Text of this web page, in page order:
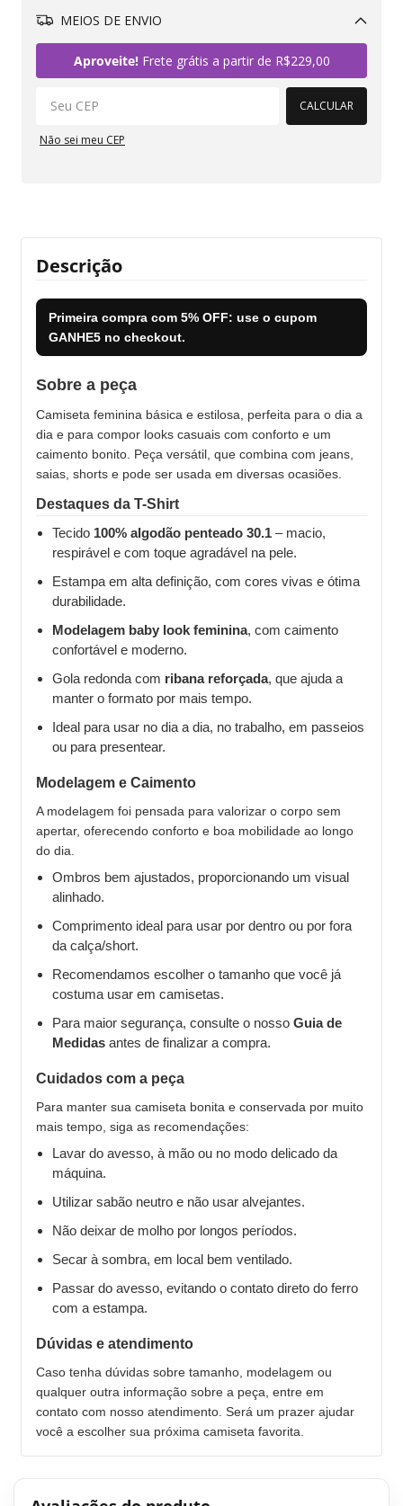
MEIOS DE ENVIO
Aproveite!Frete grátis a partir de R$229,00
CALCULAR
Não sei meu CEP
Descrição
Primeira compra com 5% OFF: use o cupom
GANHE5 no checkout.
Sobre a peça
Camiseta feminina básica e estilosa, perfeita para o dia a
dia e para compor looks casuais com conforto e um
caimento bonito. Peça versátil, que combina com jeans,
saias, shorts e pode ser usada em diversas ocasiões.
Destaques da T-Shirt
Tecido 100% algodão penteado 30.1 – macio,
respirável e com toque agradável na pele.
Estampa em alta definição, com cores vivas e ótima
durabilidade.
Modelagem baby look feminina, com caimento
confortável e moderno.
Gola redonda com ribana reforçada, que ajuda a
manter o formato por mais tempo.
Ideal para usar no dia a dia, no trabalho, em passeios
ou para presentear.
Modelagem e Caimento
A modelagem foi pensada para valorizar o corpo sem
apertar, oferecendo conforto e boa mobilidade ao longo
do dia.
Ombros bem ajustados, proporcionando um visual
alinhado.
Comprimento ideal para usar por dentro ou por fora
da calça/short.
Recomendamos escolher o tamanho que você já
costuma usar em camisetas.
Para maior segurança, consulte o nosso Guia de
Medidas antes de finalizar a compra.
Cuidados com a peça
Para manter sua camiseta bonita e conservada por muito
mais tempo, siga as recomendações:
Lavar do avesso, à mão ou no modo delicado da
máquina.
Utilizar sabão neutro e não usar alvejantes.
Não deixar de molho por longos períodos.
Secar à sombra, em local bem ventilado.
Passar do avesso, evitando o contato direto do ferro
com a estampa.
Dúvidas e atendimento
Caso tenha dúvidas sobre tamanho, modelagem ou
qualquer outra informação sobre a peça, entre em
contato com nosso atendimento. Será um prazer ajudar
você a escolher sua próxima camiseta favorita.